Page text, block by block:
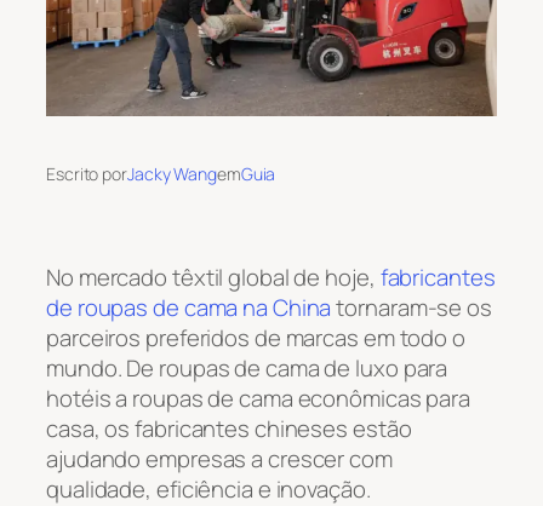
Escrito porJacky WangemGuia
No mercado têxtil global de hoje, fabricantes
de roupas de cama na Chinatornaram-se os
parceiros preferidos de marcas em todo o
mundo. De roupas de cama de luxo para
hotéis a roupas de cama econômicas para
casa, os fabricantes chineses estão
ajudando empresas a crescer com
qualidade, eficiência e inovação.